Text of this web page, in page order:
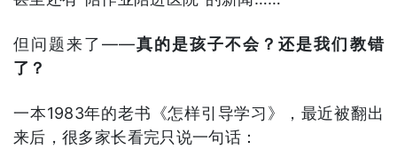
但问题来了——真的是孩子不会？还是我们教错
了？
一本1983年的老书《怎样引导学习》，最近被翻出
来后，很多家长看完只说一句话：